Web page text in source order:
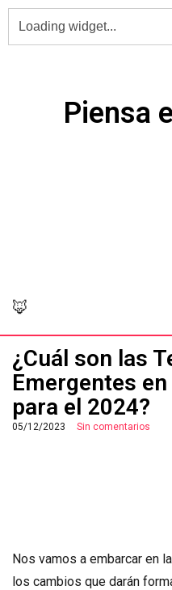
Piensa
🦊
¿Cuál son las
Emergentes
para el 2024?
05/12/2023 Sin comentarios
Nos vamos a embarcar en
los cambios que darán